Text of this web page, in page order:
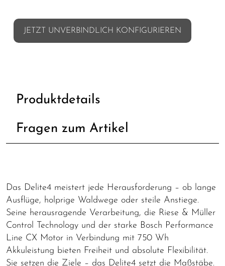
JETZT UNVERBINDLICH KONFIGURIEREN
Produktdetails
Fragen zum Artikel
Das Delite4 meistert jede Herausforderung – ob lange
Ausflüge, holprige Waldwege oder steile Anstiege.
Seine herausragende Verarbeitung, die Riese & Müller
Control Technology und der starke Bosch Performance
Line CX Motor in Verbindung mit 750 Wh
Akkuleistung bieten Freiheit und absolute Flexibilität.
Sie setzen die Ziele – das Delite4 setzt die Maßstäbe.